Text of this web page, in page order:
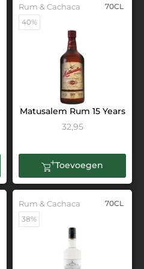
Rum & Cachaca
70CL
40%
Matusalem Rum 15 Years
32,95
Toevoegen
Rum & Cachaca
70CL
38%